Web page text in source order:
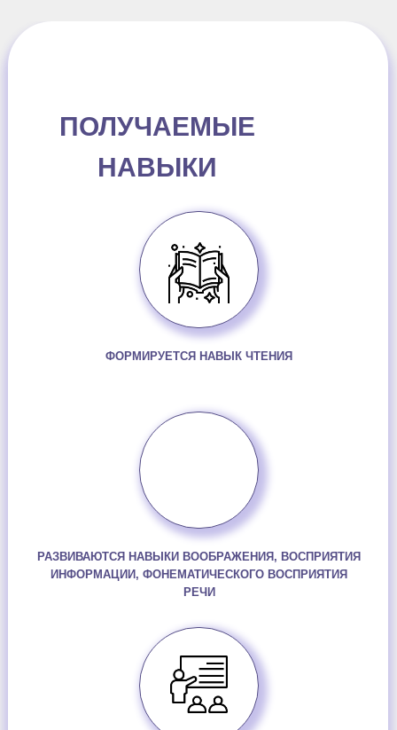
ПОЛУЧАЕМЫЕ
НАВЫКИ
ФОРМИРУЕТСЯ НАВЫК ЧТЕНИЯ
РАЗВИВАЮТСЯ НАВЫКИ ВООБРАЖЕНИЯ, ВОСПРИЯТИЯ
ИНФОРМАЦИИ, ФОНЕМАТИЧЕСКОГО ВОСПРИЯТИЯ
РЕЧИ